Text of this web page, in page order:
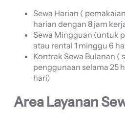
Sewa Harian (
harian dengan 8 jam
Sewa Mingguan (untuk
atau rental 1 minggu 6
Kontrak Sewa Bulanan (
penggunaan selama 25
hari)
Area Layanan